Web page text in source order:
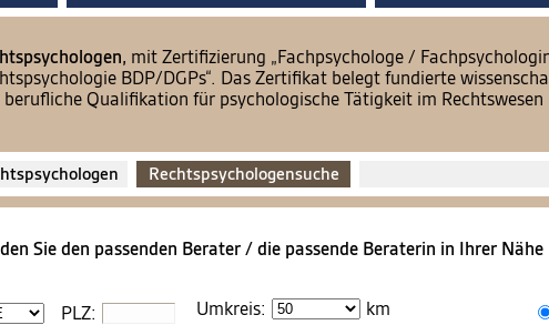
mit Zertifizierung „Fachpsychologe /
BDP/DGPs“. Das Zertifikat belegt fundierte
berufliche Qualifikation für psychologische Tätigkeit im Rechtswesen
Rechtspsychologensuche
Sie den passenden Berater / die passende Beraterin in Ihrer Nähe
PLZ: Umkreis: km